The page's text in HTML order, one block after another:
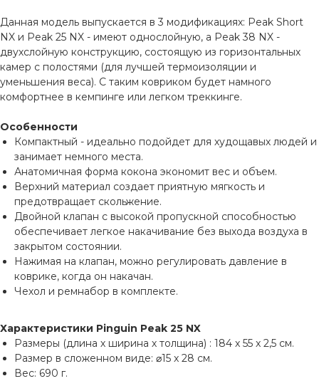
Данная модель выпускается в 3 модификациях: Peak Short
NX и Peak 25 NX - имеют однослойную, а Peak 38 NX -
двухслойную конструкцию, состоящую из горизонтальных
камер с полостями (для лучшей термоизоляции и
уменьшения веса). С таким ковриком будет намного
комфортнее в кемпинге или легком треккинге.
Особенности
Компактный - идеально подойдет для худощавых людей и
занимает немного места.
Анатомичная форма кокона экономит вес и объем.
Верхний материал создает приятную мягкость и
предотвращает скольжение.
Двойной клапан с высокой пропускной способностью
обеспечивает легкое накачивание без выхода воздуха в
закрытом состоянии.
Нажимая на клапан, можно регулировать давление в
коврике, когда он накачан.
Чехол и ремнабор в комплекте.
Характеристики Pinguin Peak 25 NX
Размеры (длина х ширина х толщина) : 184 x 55 x 2,5 см.
Размер в сложенном виде: ⌀15 x 28 см.
Вес: 690 г.